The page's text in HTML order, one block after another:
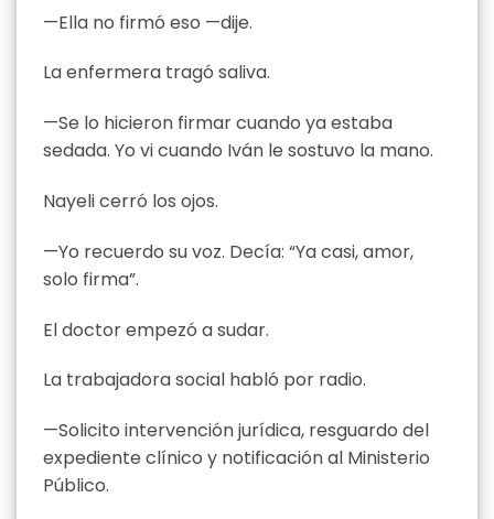
—Ella no firmó eso —dije.
La enfermera tragó saliva.
—Se lo hicieron firmar cuando ya estaba
sedada. Yo vi cuando Iván le sostuvo la mano.
Nayeli cerró los ojos.
—Yo recuerdo su voz. Decía: “Ya casi, amor,
solo firma”.
El doctor empezó a sudar.
La trabajadora social habló por radio.
—Solicito intervención jurídica, resguardo del
expediente clínico y notificación al Ministerio
Público.